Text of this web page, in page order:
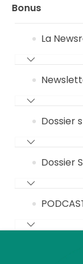
Bonus
La
Dossier
Dossier